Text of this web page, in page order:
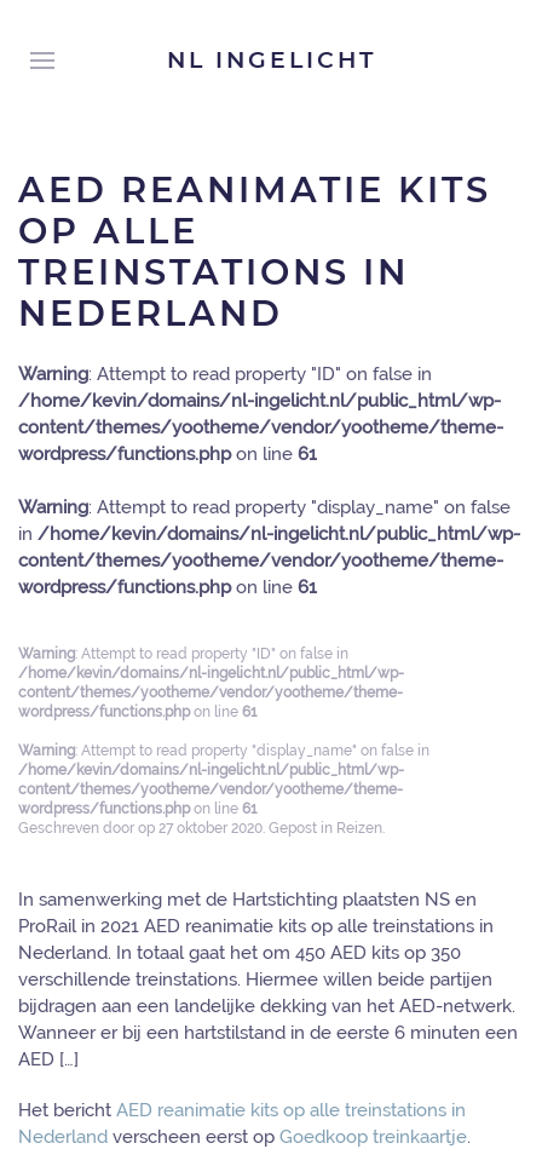
NL INGELICHT
AED REANIMATIE KITS
OP ALLE
TREINSTATIONS IN
NEDERLAND
Warning: Attempt to read property "ID" on false in
/home/kevin/domains/nl-ingelicht.nl/public_html/wp-
content/themes/yootheme/vendor/yootheme/theme-
wordpress/functions.phpon line 61
Warning: Attempt to read property "display_name" on false
in /home/kevin/domains/nl-ingelicht.nl/public_html/wp-
content/themes/yootheme/vendor/yootheme/theme-
wordpress/functions.phpon line 61
Warning: Attempt to read property "ID" on false in
/home/kevin/domains/nl-ingelicht.nl/public_html/wp-
content/themes/yootheme/vendor/yootheme/theme-
wordpress/functions.phpon line 61
Warning: Attempt to read property "display_name" on false in
/home/kevin/domains/nl-ingelicht.nl/public_html/wp-
content/themes/yootheme/vendor/yootheme/theme-
wordpress/functions.phpon line 61
Geschreven door op 27 oktober 2020. Gepost in Reizen.
In samenwerking met de Hartstichting plaatsten NS en
ProRail in 2021 AED reanimatie kits op alle treinstations in
Nederland. In totaal gaat het om 450 AED kits op 350
verschillende treinstations. Hiermee willen beide partijen
bijdragen aan een landelijke dekking van het AED-netwerk.
Wanneer er bij een hartstilstand in de eerste 6 minuten een
AED […]
Het bericht AED reanimatie kits op alle treinstations in
Nederland verscheen eerst op Goedkoop treinkaartje.